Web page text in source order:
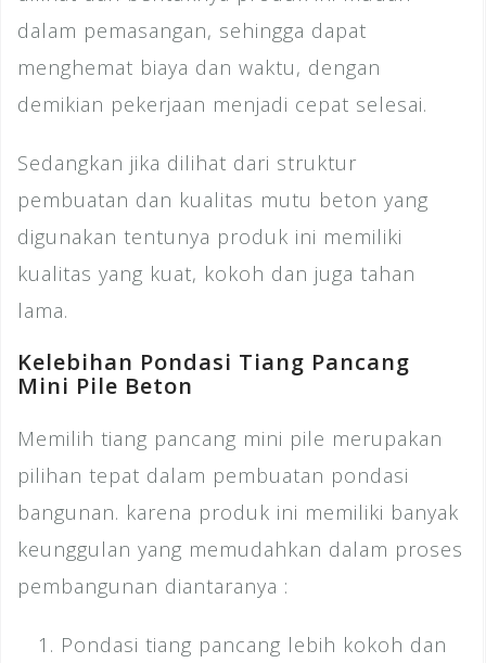
dalam pemasangan, sehingga dapat
menghemat biaya dan waktu, dengan
demikian pekerjaan menjadi cepat selesai.
Sedangkan jika dilihat dari struktur
pembuatan dan kualitas mutu beton yang
digunakan tentunya produk ini memiliki
kualitas yang kuat, kokoh dan juga tahan
lama.
Kelebihan Pondasi Tiang Pancang
Mini Pile Beton
Memilih tiang pancang mini pile merupakan
pilihan tepat dalam pembuatan pondasi
bangunan. karena produk ini memiliki banyak
keunggulan yang memudahkan dalam proses
pembangunan diantaranya :
Pondasi tiang pancang lebih kokoh dan